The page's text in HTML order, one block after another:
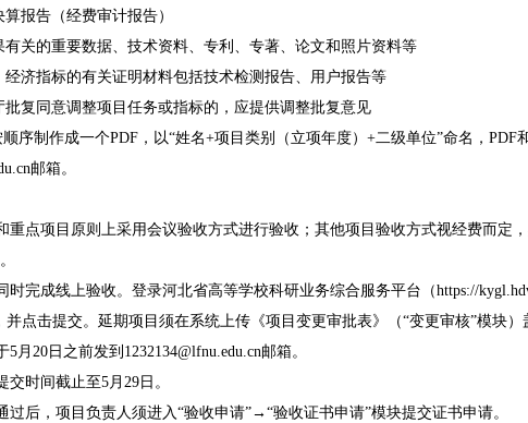
报告（经费审计报告）
有关的重要数据、技术资料、专利、专著、论文和照片资料等
经济指标的有关证明材料包括技术检测报告、用户报告等
批复同意调整项目任务或指标的，应提供调整批复意见
序制作成一个PDF，以“姓名+项目类别（立项年度）+二级单位”命名，
邮箱。
重点项目原则上采用会议验收方式进行验收；其他项目验收方式视经费而定
时完成线上验收。登录河北省高等学校科研业务综合服务平台（https://
并点击提交。延期项目须在系统上传《项目变更审批表》（“变更审核”模块
5月20日之前发到1232134@lfnu.edu.cn邮箱。
交时间截止至5月29 日。
过后，项目负责人须进入“验收申请”→“验收证书申请”模块提交证书申请。